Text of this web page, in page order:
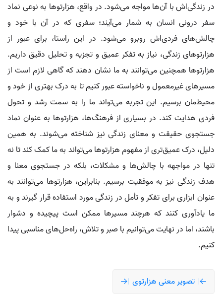
در زندگی‌اش با آن‌ها مواجه می‌شود. در واقع، هزارتوها به نوعی نماد
سفر درونی انسان به شمار می‌آیند؛ سفری که در آن با خود و
چالش‌های فردی‌اش روبرو می‌شود. در این راستا، برای عبور از
هزارتوهای زندگی، نیاز به تفکر عمیق و تجزیه و تحلیل دقیق داریم.
هزارتوها همچنین می‌توانند به ما نشان دهند که گاهی لازم است از
مسیرهای غیرمعمول و ناخواسته عبور کنیم تا به درک بهتری از خود و
محیط‌مان برسیم. این تجربه می‌تواند ما را به سمت رشد و تحول
فردی هدایت کند. در بسیاری از فرهنگ‌ها، هزارتوها به عنوان نماد
جستجوی حقیقت و معنای زندگی نیز شناخته می‌شوند. به همین
دلیل، درک عمیق‌تری از مفهوم هزارتوها می‌تواند به ما کمک کند تا نه
تنها در مواجهه با چالش‌ها و مشکلات، بلکه در جستجوی معنا و
هدف زندگی نیز به موفقیت برسیم. بنابراین، هزارتوها می‌توانند به
عنوان ابزاری برای تفکر و تأمل در زندگی مورد استفاده قرار گیرند و به
ما یادآوری کنند که هرچند مسیرها ممکن است پیچیده و دشوار
باشند، اما در نهایت می‌توانیم با صبر و تلاش، راه‌حل‌های مناسبی پیدا
کنیم.
تصویر معنی هزارتوی